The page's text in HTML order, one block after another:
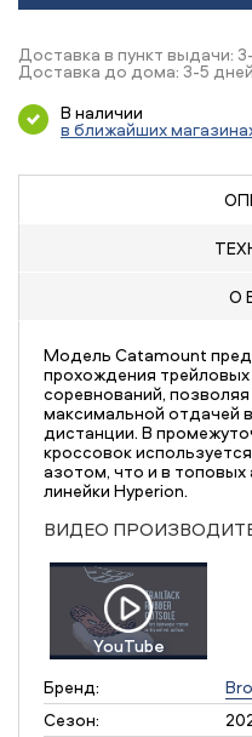
Доставка в пункт выдачи:
Доставка до дома: 3-5
В наличии
в ближайших
О
Модель Catamount
прохождения
соревнований,
максимальной отдачей
дистанции. В
кроссовок
азотом, что и в
линейки Hyperion.
ВИДЕО
YouTube
Бренд:
Сезон: